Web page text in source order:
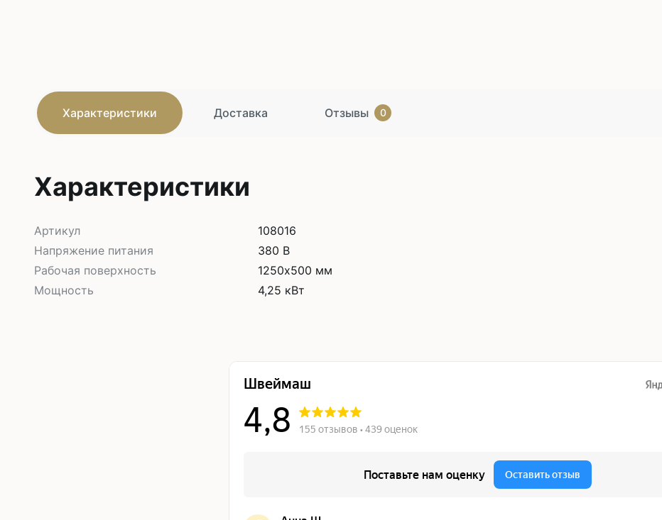
Характеристики Доставка Отзывы 0
Характеристики
Артикул
108016
Напряжение питания
380 В
Рабочая поверхность
1250х500 мм
Мощность
4,25 кВт